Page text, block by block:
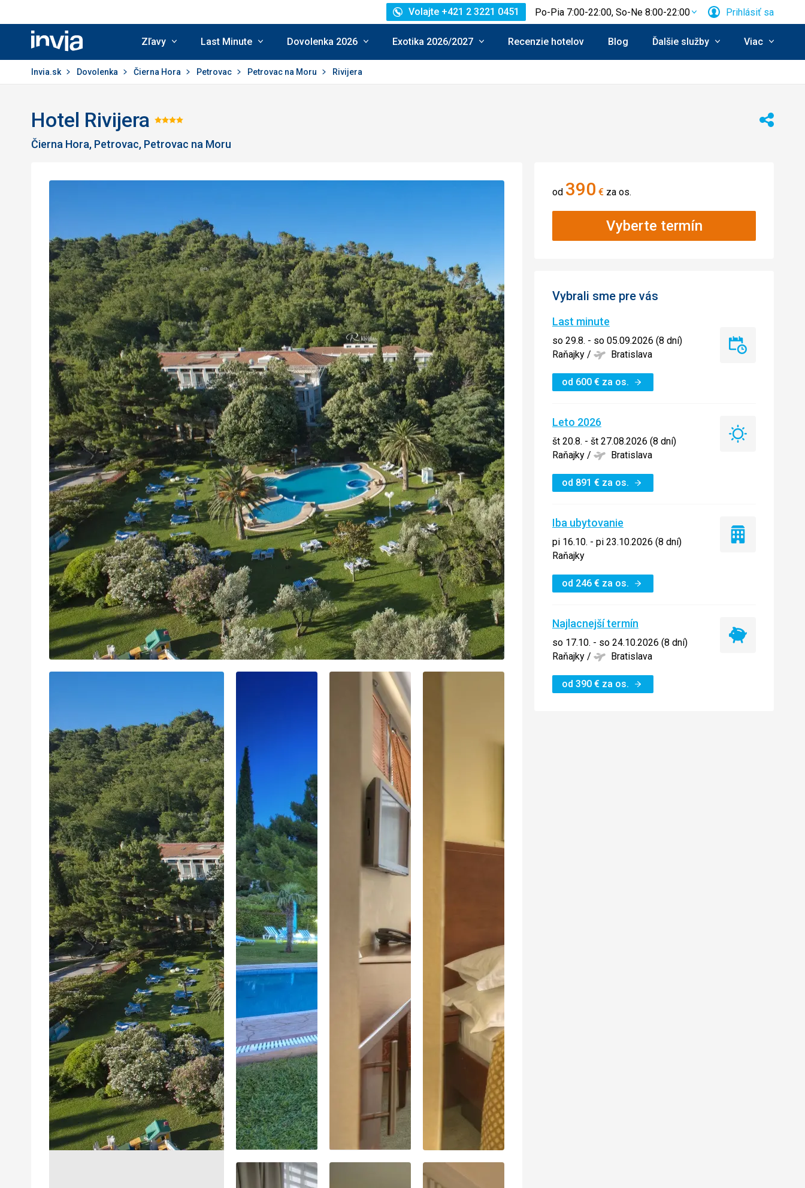
Invia.sk
Volajte +421 2 3221 0451 Po-Pia 7:00-22:00, So-Ne 8:00-22:00 Prihlásiť sa
Zľavy Last Minute Dovolenka 2026 Exotika 2026/2027 Recenzie hotelov Blog Ďalšie služby Viac
Invia.sk Dovolenka Čierna Hora Petrovac Petrovac na Moru Rivijera
Hotel Rivijera Hodnotenie:
4/5
Čierna Hora, Petrovac, Petrovac na Moru
Zdieľať
od 390 € za os.
Vyberte termín
Vybrali sme pre vás
Last minute
so 29.8. - so 05.09.2026 (8 dní)
Raňajky / Bratislava
od 600 € za os.
Last
Leto 2026
št 20.8. - št 27.08.2026 (8 dní)
Raňajky / Bratislava
od 891 € za os.
Leto
Iba ubytovanie
pi 16.10. - pi 23.10.2026 (8 dní)
Raňajky
od 246 € za os.
Iba
Najlacnejší termín
so 17.10. - so 24.10.2026 (8 dní)
Raňajky / Bratislava
od 390 € za os.
Najlacnejší